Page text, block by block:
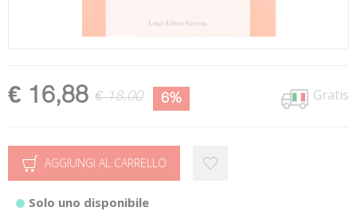
€ 16,88 € 18,00 6% Gratis
AGGIUNGI AL CARRELLO
Solo uno disponibile